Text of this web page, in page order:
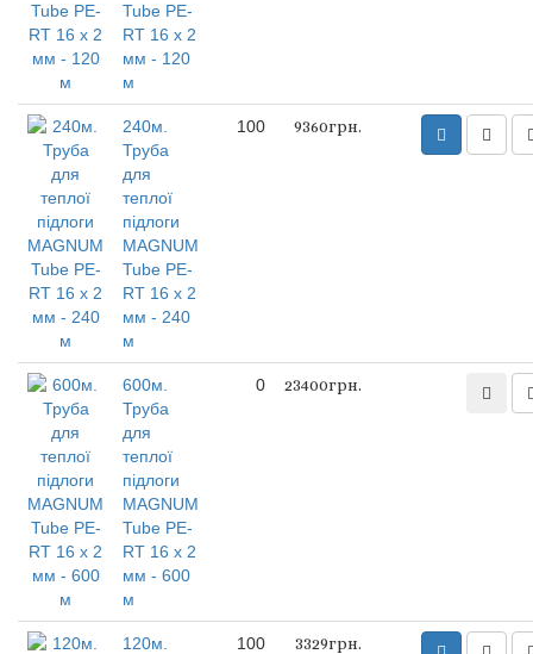
Tube PE-
RT 16 x 2
мм - 120
м
240м.
Труба
для
теплої
підлоги
MAGNUM
Tube PE-
RT 16 x 2
мм - 240
м
100 9360грн.
600м.
Труба
для
теплої
підлоги
MAGNUM
Tube PE-
RT 16 x 2
мм - 600
м
0 23400грн.
120м.
100 3329грн.